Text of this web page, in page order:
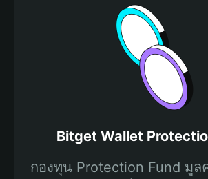
Bitget Wallet
กองทุน Protection Fund มูล